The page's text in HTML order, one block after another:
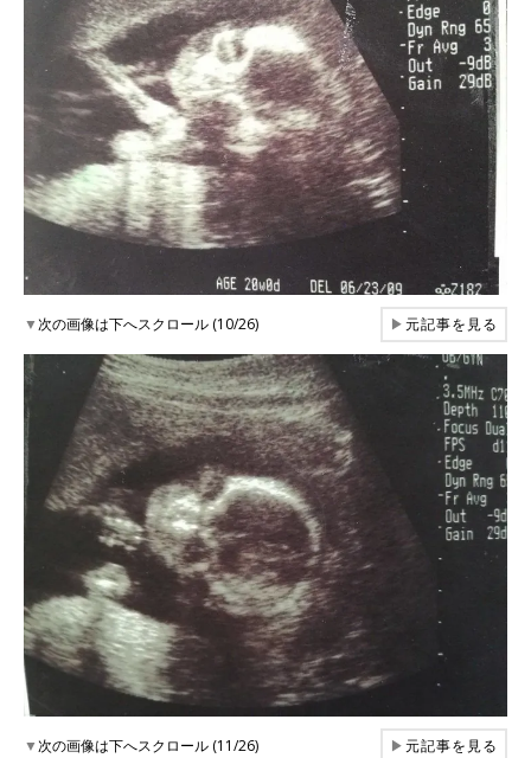
▼次の画像は下へスクロール (10/26) ▶元記事を見る
▼次の画像は下へスクロール (11/26) ▶元記事を見る